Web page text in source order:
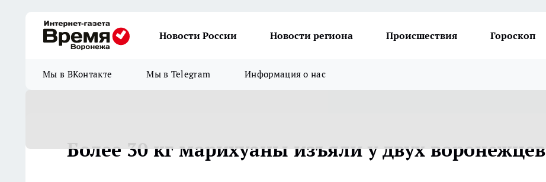
Новости России Новости региона Происшествия Гороскоп
Мы в ВКонтакте Мы в Telegram Информация о нас
Более 30 кг марихуаны изъяли у двух воронежцев